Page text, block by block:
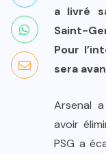
a livré
Saint-
Pour
sera
Arsenal
avoir
PSG a